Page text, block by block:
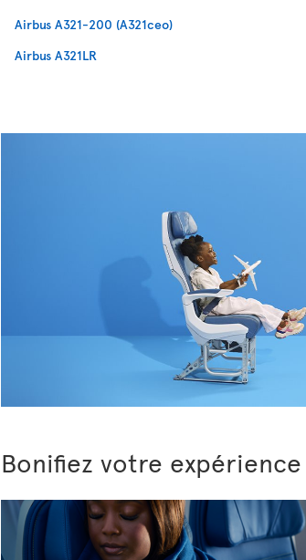
Airbus A321-200 (A321ceo)
Airbus A321LR
Bonifiez votre